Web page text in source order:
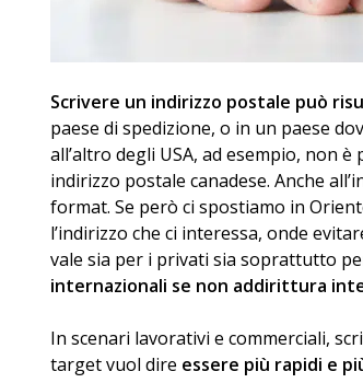
Scrivere un indirizzo postale può
paese di spedizione, o in un paese
all’altro degli USA, ad esempio, non
indirizzo postale canadese. Anche
format. Se però ci spostiamo in
l’indirizzo che ci interessa, onde
vale sia per i privati sia soprattutto
internazionali se non addirittura
In scenari lavorativi e commerciali,
target vuol dire essere più rapidi e